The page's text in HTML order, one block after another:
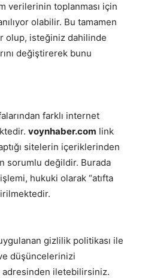
verilerinin toplanması için
olabilir. Bu tamamen
olup, isteğiniz dahilinde
değiştirerek bunu
farklı internet
voynhaber.com link
sitelerin içeriklerinden
sorumlu değildir. Burada
hukuki olarak “atıfta
gizlilik politikası ile
düşüncelerinizi
adresinden iletebilirsiniz.